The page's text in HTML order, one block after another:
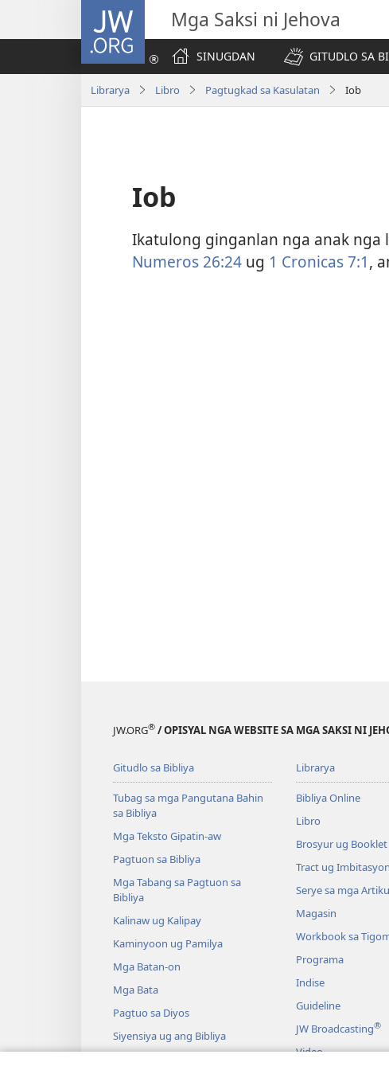
JW.ORG Mga Saksi ni Jehova
SINUGDAN
GITUDLO SA
Librarya Libro Pagtugkad sa Kasulatan Iob
Iob
Ikatulong ginganlan nga anak nga
Numeros 26:24 ug 1 Cronicas 7:​1,
JW.ORG® / OPISYAL NGA WEBSITE SA MGA SAKSI NI
Gitudlo sa Bibliya
Tubag sa mga Pangutana Bahin
sa Bibliya
Mga Teksto Gipatin-aw
Pagtuon sa Bibliya
Mga Tabang sa Pagtuon sa
Bibliya
Kalinaw ug Kalipay
Kaminyoon ug Pamilya
Mga Batan-on
Mga Bata
Pagtuo sa Diyos
Siyensiya ug ang Bibliya
Librarya
Bibliya Online
Libro
Brosyur ug Booklet
Tract ug Imbitasyon
Serye sa mga
Magasin
Workbook sa
Programa
Indise
Guideline
JW Broadcasting®
Video